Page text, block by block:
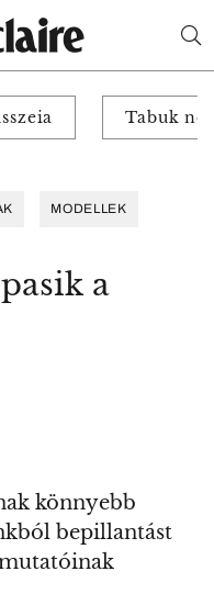
Tabuk
MODELLEK
a
könnyebb
bepillantást